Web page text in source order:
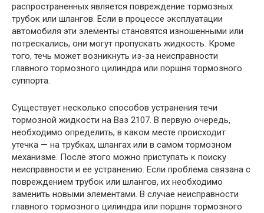
распространенных является повреждение тормозных
трубок или шлангов. Если в процессе эксплуатации
автомобиля эти элементы становятся изношенными или
потрескались, они могут пропускать жидкость. Кроме
того, течь может возникнуть из-за неисправности
главного тормозного цилиндра или поршня тормозного
суппорта.
Существует несколько способов устранения течи
тормозной жидкости на Ваз 2107. В первую очередь,
необходимо определить, в каком месте происходит
утечка — на трубках, шлангах или в самом тормозном
механизме. После этого можно приступать к поиску
неисправности и ее устранению. Если проблема связана с
повреждением трубок или шлангов, их необходимо
заменить новыми элементами. В случае неисправности
главного тормозного цилиндра или поршня тормозного